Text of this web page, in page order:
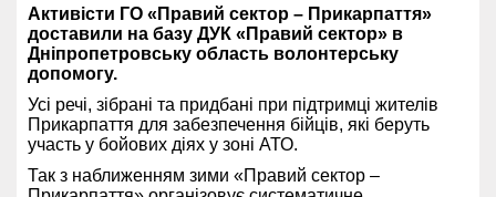
Активісти ГО «Правий сектор – Прикарпаття»
доставили на базу ДУК «Правий сектор» в
Дніпропетровську область волонтерську
допомогу.
Усі речі, зібрані та придбані при підтримці жителів
Прикарпаття для забезпечення бійців, які беруть
участь у бойових діях у зоні АТО.
Так з наближенням зими «Правий сектор –